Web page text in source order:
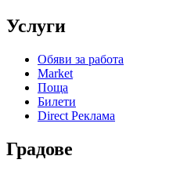
Услуги
Обяви за работа
Market
Поща
Билети
Direct Реклама
Градове